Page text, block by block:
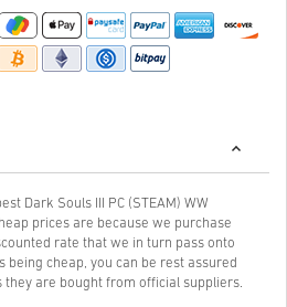
Dark Souls III PC (STEAM) WW
prices are because we purchase
rate that we in turn pass onto
being cheap, you can be rest assured
they are bought from official suppliers.